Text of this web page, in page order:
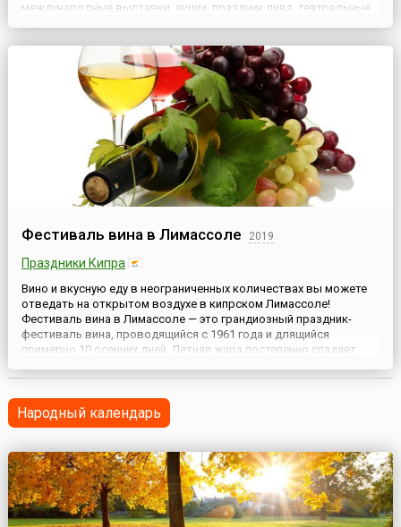
международные выставки, акции, праздник пива, театральные
событий. Обилие мероприятий ...
Фестиваль вина в Лимассоле 2019
Праздники Кипра
Вино и вкусную еду в неограниченных количествах вы можете
отведать на открытом воздухе в кипрском Лимассоле!
Фестиваль вина в Лимассоле — это грандиозный праздник-
фестиваль вина, проводящийся с 1961 года и длящийся
примерно 10 осенних дней. Летняя жара постепенно спадает,
улавливается тонкий аромат винограда — благодатное время!
Вино, пожал...
Народный календарь